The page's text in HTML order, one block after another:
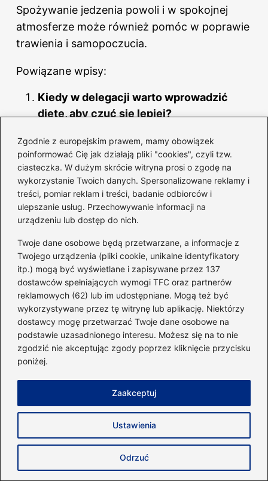
Zgodnie z europejskim prawem, mamy obowiązek
poinformować Cię jak działają pliki "cookies", czyli tzw.
ciasteczka. W dużym skrócie witryna prosi o zgodę na
wykorzystanie Twoich danych. Spersonalizowane reklamy i
treści, pomiar reklam i treści, badanie odbiorców i
ulepszanie usług. Przechowywanie informacji na
urządzeniu lub dostęp do nich.
Twoje dane osobowe będą przetwarzane, a informacje z
Twojego urządzenia (pliki cookie, unikalne identyfikatory
itp.) mogą być wyświetlane i zapisywane przez 137
dostawców spełniających wymogi TFC oraz partnerów
reklamowych (62) lub im udostępniane. Mogą też być
wykorzystywane przez tę witrynę lub aplikację. Niektórzy
dostawcy mogę przetwarzać Twoje dane osobowe na
podstawie uzasadnionego interesu. Możesz się na to nie
zgodzić nie akceptując zgody poprzez kliknięcie przycisku
poniżej.
Ustawienia
Odrzuć
Zaakceptuj
Spożywanie jedzenia powoli i w spokojnej
atmosferze może również pomóc w poprawie
trawienia i samopoczucia.
Powiązane wpisy:
Kiedy w delegacji warto wprowadzić
dietę, aby czuć się lepiej?
Przewodnik po smakołykach: co jeść na
diecie ketogennej, aby osiągnąć sukces
Czy jajka sadzone mogą być tuczące?
Oto, co warto wiedzieć
Jak skutecznie wyjść z diety i cieszyć
Czy kiełbasa z grilla może zrujnować
Twoją dietę? Sprawdź, jak wpływa na
sylwetkę!
Skuteczne sposoby na to, jak spalić
tłuszcz bez ćwiczeń
Sekrety diety Kim Kardashian, które
Czy gotowana kapusta kiszona jest
kaloryczna? Odkrywamy prawdę o
tuczących właściwościach!
Skuteczność diety kapuścianej – czy
warto spróbować?